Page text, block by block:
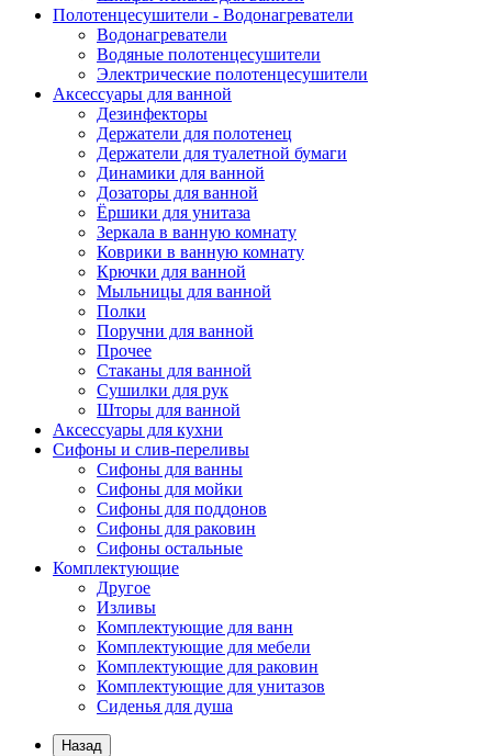
Полотенцесушители - Водонагреватели
Водонагреватели
Водяные полотенцесушители
Электрические полотенцесушители
Аксессуары для ванной
Дезинфекторы
Держатели для полотенец
Держатели для туалетной бумаги
Динамики для ванной
Дозаторы для ванной
Ёршики для унитаза
Зеркала в ванную комнату
Коврики в ванную комнату
Крючки для ванной
Мыльницы для ванной
Полки
Поручни для ванной
Прочее
Стаканы для ванной
Сушилки для рук
Шторы для ванной
Аксессуары для кухни
Сифоны и слив-переливы
Сифоны для ванны
Сифоны для мойки
Сифоны для поддонов
Сифоны для раковин
Сифоны остальные
Комплектующие
Другое
Изливы
Комплектующие для ванн
Комплектующие для мебели
Комплектующие для раковин
Комплектующие для унитазов
Сиденья для душа
Назад